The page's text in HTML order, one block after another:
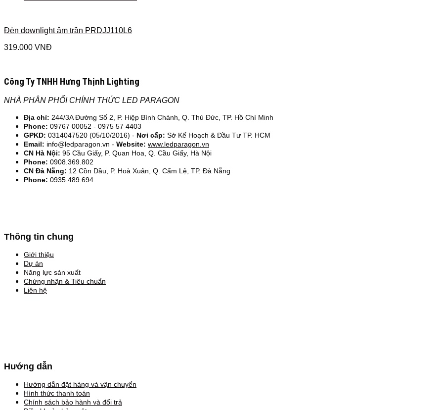
Đèn downlight âm trần PRDJJ110L6
319.000 VNĐ
Công Ty TNHH Hưng Thịnh Lighting
NHÀ PHÂN PHỐI CHÍNH THỨC LED PARAGON
Địa chỉ: 244/3A Đường Số 2, P. Hiệp Bình Chánh, Q. Thủ Đức, TP. Hồ Chí Minh
Phone: 09767 00052 - 0975 57 4403
GPKD: 0314047520 (05/10/2016) - Nơi cấp: Sở Kế Hoạch & Đầu Tư TP. HCM
Email: info@ledparagon.vn - Website: www.ledparagon.vn
CN Hà Nội: 95 Cầu Giấy, P. Quan Hoa, Q. Cầu Giấy, Hà Nội
Phone: 0908.369.802
CN Đà Nẵng: 12 Cồn Dầu, P. Hoà Xuân, Q. Cẩm Lệ, TP. Đà Nẵng
Phone: 0935.489.694
Thông tin chung
Giới thiệu
Dự án
Năng lực sản xuất
Chứng nhận & Tiêu chuẩn
Liên hệ
Hướng dẫn
Hướng dẫn đặt hàng và vận chuyển
Hình thức thanh toán
Chính sách bảo hành và đổi trả